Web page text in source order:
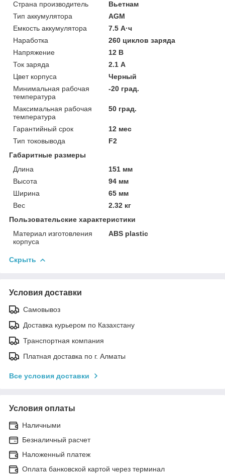
Страна производитель
Вьетнам
Тип аккумулятора
AGM
Емкость аккумулятора
7.5 А·ч
Наработка
260 циклов заряда
Напряжение
12 В
Ток заряда
2.1 А
Цвет корпуса
Черный
Минимальная рабочая
температура
-20 град.
Максимальная рабочая
температура
50 град.
Гарантийный срок
12 мес
Тип токовывода
F2
Габаритные размеры
Длина
151 мм
Высота
94 мм
Ширина
65 мм
Вес
2.32 кг
Пользовательские характеристики
Материал изготовления
корпуса
ABS plastic
Скрыть
Условия доставки
Самовывоз
Доставка курьером по Казахстану
Транспортная компания
Платная доставка по г. Алматы
Все условия доставки
Условия оплаты
Наличными
Безналичный расчет
Наложенный платеж
Оплата банковской картой через терминал